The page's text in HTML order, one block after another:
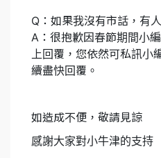
Q：如果我沒有市話，有
A：很抱歉因春節期間小
上回覆，您依然可私訊小
續盡快回覆。
如造成不便，敬請見諒
感謝大家對小牛津的支持